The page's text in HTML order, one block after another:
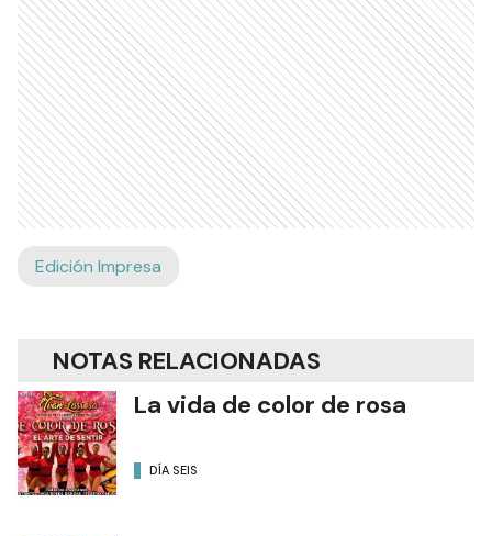
Edición Impresa
NOTAS RELACIONADAS
La vida de color de rosa
DÍA SEIS